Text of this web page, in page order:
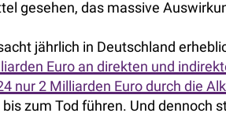
gesehen, das massive
jährlich in Deutschland
Euro an direkten und
nur 2 Milliarden Euro durch die
zum Tod führen. Und dennoch